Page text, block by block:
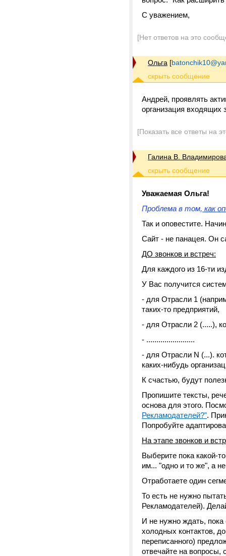
С уважением,
[Нет ответов на это
Ольга [
Андрей, проявлять
организация входящих
[Показать все ответы на
Галина В.
Уважаемая Ольга!
Проблема в том, как
Так и оповестите.
Сайт - не панацея. Он
ДО звонков и встреч:
Для каждого из 16-ти
У Вас получится
- для Отрасли 1
таких-то предприятий,
- для Отрасли 2 (.....),
- ........................
- для Отрасли N (...).
каких-нибудь
К счастью, будут
Пропишите тексты,
основа для этого.
Рекламодателей?".
Попробуйте
На этапе звонков и
Выберите пока какой-
им... "одно и то же", а
Отработаете один
То есть не нужно
Рекламодателей).
И не нужно ждать, пока
холодных контактов,
переписанного)
отвечайте на